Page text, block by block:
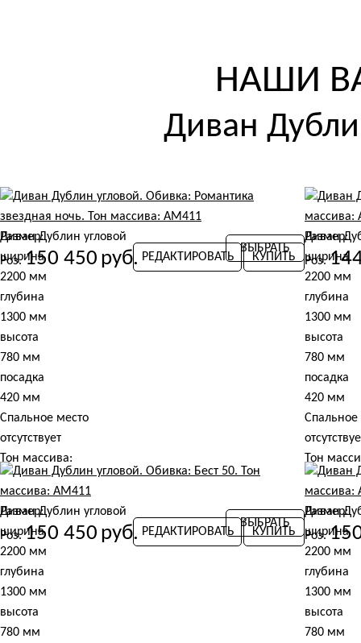
НАШИ
Диван
Диван Дублин угловой
Роз.150 450 руб. ВЫБРАТЬ
КУПИТЬ
РЕДАКТИРОВАТЬ
Размер:
ширина
2200 мм
глубина
1300 мм
высота
780 мм
посадка
420 мм
Спальное место
отсутствует
Тон массива:
АМ 411
Обивка:
Романтика - Романтика. Звездная ночь 53
Артикул:
Хорека 020
Диван
Роз.
Размер:
ширина
2200 мм
глубина
1300 мм
высота
780 мм
посадка
420 мм
Спальное
Тон
АМ 411
Обивка:
Велютто
Артикул:
Хорека
Диван Дублин угловой
Роз.150 450 руб. ВЫБРАТЬ
КУПИТЬ
РЕДАКТИРОВАТЬ
Размер:
ширина
2200 мм
глубина
1300 мм
высота
780 мм
Диван
Роз.
Размер:
ширина
2200 мм
глубина
1300 мм
высота
780 мм